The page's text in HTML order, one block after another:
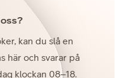
kan du slå en
här och svarar på
klockan 08–18.